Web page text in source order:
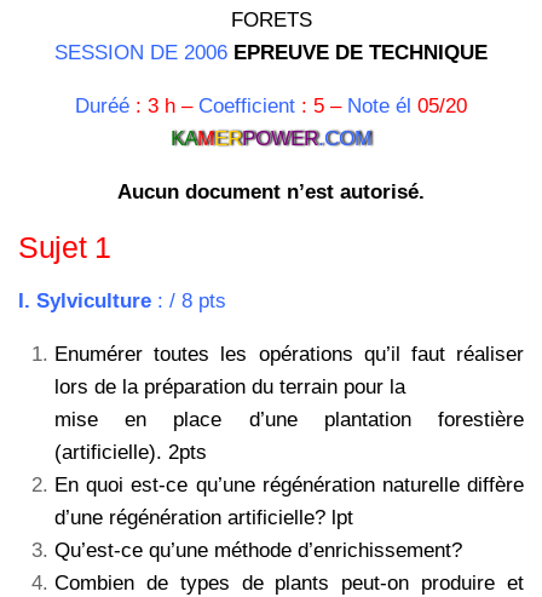
FORETS
SESSION DE 2006 EPREUVE DE TECHNIQUE
Duréé : 3 h – Coefficient : 5 – Note él 05/20
KAMERPOWER.COM
Aucun document n’est autorisé.
Sujet 1
I. Sylviculture : / 8 pts
Enumérer toutes les opérations qu’il faut réaliser
lors de la préparation du terrain pour la
mise en place d’une plantation forestière
(artificielle). 2pts
En quoi est-ce qu’une régénération naturelle diffère
d’une régénération artificielle? lpt
Qu’est-ce qu’une méthode d’enrichissement?
Combien de types de plants peut-on produire et